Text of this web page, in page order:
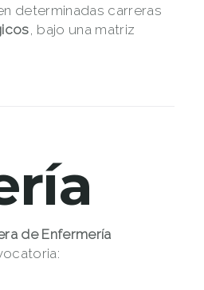
determinadas carreras
, bajo una matriz
de Enfermería